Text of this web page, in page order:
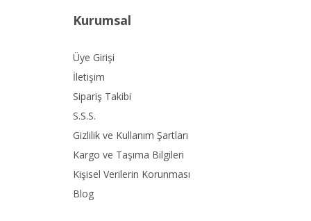
Kurumsal
Üye Girişi
İletişim
Sipariş Takibi
S.S.S.
Gizlilik ve Kullanım Şartları
Kargo ve Taşıma Bilgileri
Kişisel Verilerin Korunması
Blog